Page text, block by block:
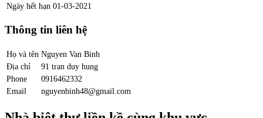
Ngày hết hạn 01-03-2021
Thông tin liên hệ
Họ và tên Nguyen Van Binh
Địa chỉ
91 tran duy hung
Phone
0916462332
Email
nguyenbinh48@gmail.com